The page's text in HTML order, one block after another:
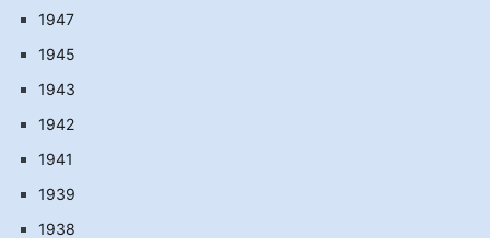
1947
1945
1943
1942
1941
1939
1938